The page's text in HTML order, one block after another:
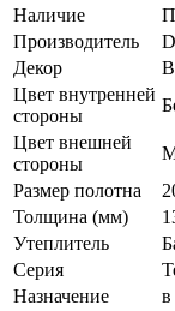
Наличие
Производитель
Декор
Цвет внутренней
стороны
Цвет внешней
стороны
Размер полотна
Толщина (мм)
Утеплитель
Серия
Назначение
в